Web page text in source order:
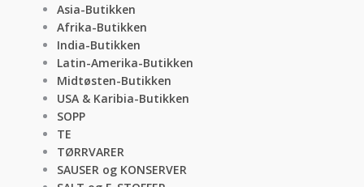
Asia-Butikken
Afrika-Butikken
India-Butikken
Latin-Amerika-Butikken
Midtøsten-Butikken
USA & Karibia-Butikken
SOPP
TE
TØRRVARER
SAUSER og KONSERVER